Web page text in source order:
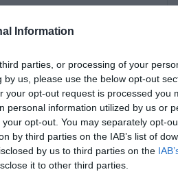
Information
parties, or processing of your
us, please use the below opt-out
your opt-out request is processed you
personal information utilized by us or
opt-out. You may separately opt-
by third parties on the IAB’s list of
by us to third parties on the
it to other third parties.
μεγαλούργησε από
ένα ή τον άλλο τρόπο
στους νέους, σε μια
κάθε χρόνο με
θα βοηθήσουν